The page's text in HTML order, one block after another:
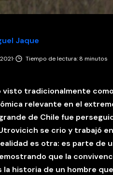
Jaque
· Tiempo de lectura: 8 minutos
visto tradicionalmente
relevante en el
de Chile fue
se crio y trabajó
es otra: es parte de
que la
la historia de un hombre